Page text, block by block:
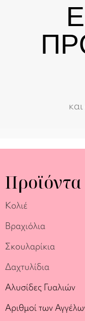
Προϊόντα
Κολιέ
Βραχιόλια
Σκουλαρίκια
Δαχτυλίδια
Αλυσίδες Γυαλιών
Αριθμοί των